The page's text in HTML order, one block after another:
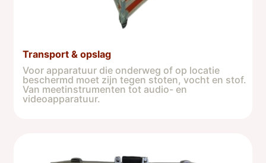
Transport & opslag
Voor apparatuur die onderweg of op locatie
beschermd moet zijn tegen stoten, vocht en stof.
Van meetinstrumenten tot audio- en
videoapparatuur.